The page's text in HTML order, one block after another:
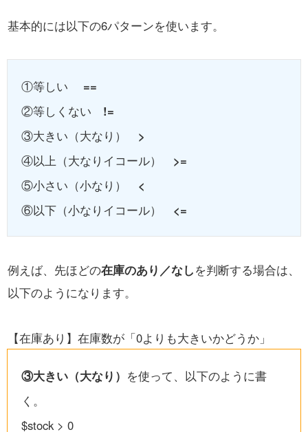
基本的には以下の6パターンを使います。
①等しい ==
②等しくない !=
③大きい（大なり） >
④以上（大なりイコール） >=
⑤小さい（小なり） <
⑥以下（小なりイコール） <=
例えば、先ほどの在庫のあり／なしを判断する場合は、
以下のようになります。
【在庫あり 】 在庫数が「0よりも大きいかどうか」
③大きい（大なり） を使って、以下のように書
く。
$stock > 0